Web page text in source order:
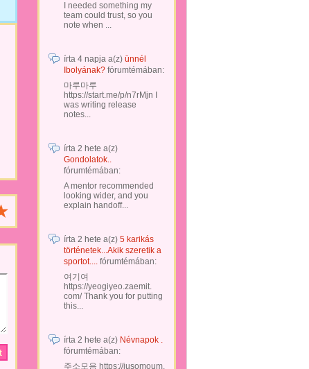
I needed something my
team could trust, so you
note when ...
írta 4 napja a(z) ünnél
Ibolyának? fórumtémában:
마루마루
https://start.me/p/n7rMjn I
was writing release
notes...
írta 2 hete a(z)
Gondolatok..
fórumtémában:
A mentor recommended
looking wider, and you
explain handoff...
írta 2 hete a(z) 5 karikás
történetek...Akik szeretik a
sportot.... fórumtémában:
여기여
https://yeogiyeo.zaemit.
com/ Thank you for putting
this...
írta 2 hete a(z) Névnapok .
fórumtémában:
주소모음 https://jusomoum.